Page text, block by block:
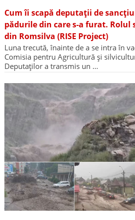
Cum îi scapă deputații de
pădurile din care s-a furat.
din Romsilva (RISE Project)
Luna trecută, înainte de a se intra în
Comisia pentru Agricultură și
Deputaților a transmis un …